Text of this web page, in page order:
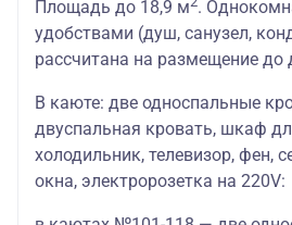
Площадь до 18,9 м .
удобствами (душ, санузел,
рассчитана на размещение до
В каюте: две односпальные
двуспальная кровать, шкаф
холодильник, телевизор, фен,
окна, электророзетка на 220V: